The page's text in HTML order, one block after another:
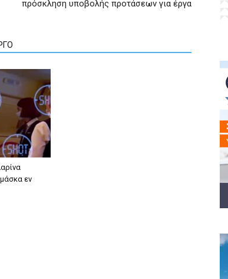
πρόσκληση υποβολής προτάσεων για έργα
εν